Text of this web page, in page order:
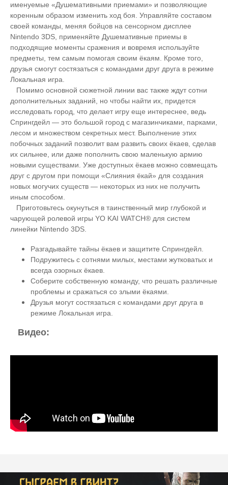
именуемые «Душемативными приемами» и позволяющие
коренным образом изменить ход боя. Управляйте составом
своей команды, меняя бойцов на сенсорном дисплее
Nintendo 3DS, применяйте Душемативные приемы в
подходящие моменты сражения и вовремя используйте
предметы, тем самым помогая своим ёкаям. Кроме того,
друзья смогут состязаться с командами друг друга в режиме
Локальная игра.
Помимо основной сюжетной линии вас также ждут сотни
дополнительных заданий, но чтобы найти их, придется
исследовать город, что делает игру еще интереснее, ведь
Спрингдейл — это большой город с магазинчиками, парками,
лесом и множеством секретных мест. Выполнение этих
побочных заданий позволит вам развить своих ёкаев, сделав
их сильнее, или даже пополнить свою маленькую армию
новыми существами. Уже доступных ёкаев можно совмещать
друг с другом при помощи «Слияния ёкай» для создания
новых могучих существ — некоторых из них не получить
иным способом.
Приготовьтесь окунуться в таинственный мир глубокой и
чарующей ролевой игры YO KAI WATCH® для систем
линейки Nintendo 3DS.
Разгадывайте тайны ёкаев и защитите Спрингдейл.
Подружитесь с сотнями милых, местами жутковатых и
всегда озорных ёкаев.
Соберите собственную команду, что решать различные
проблемы и сражаться со злыми ёкаями.
Друзья могут состязаться с командами друг друга в
режиме Локальная игра.
Видео: